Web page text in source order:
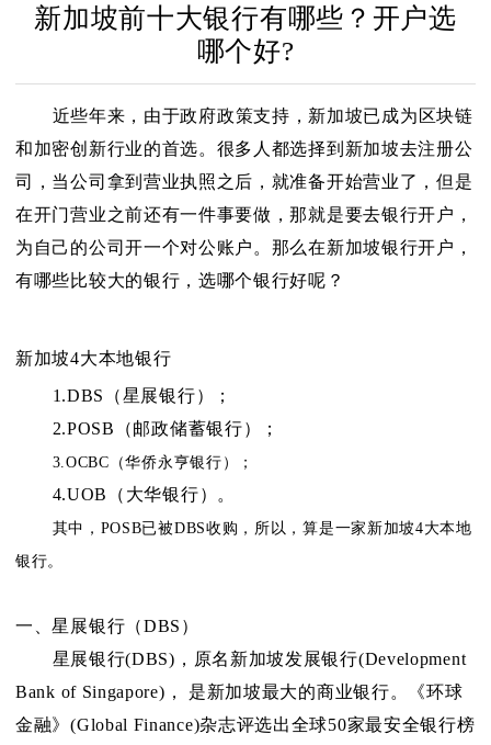
新加坡前十大银行有哪些？开户选
哪个好?
近些年来，由于政府政策支持，新加坡已成为区块链
和加密创新行业的首选。很多人都选择到新加坡去注册公
司，当公司拿到营业执照之后，就准备开始营业了，但是
在开门营业之前还有一件事要做，那就是要去银行开户，
为自己的公司开一个对公账户。那么在新加坡银行开户，
有哪些比较大的银行，选哪个银行好呢？
新加坡4大本地银行
1.DBS（星展银行）；
2.POSB（邮政储蓄银行）；
3.OCBC（华侨永亨银行）；
4.UOB（大华银行）。
其中，POSB已被DBS收购，所以，算是一家新加坡4大本地
银行。
一、星展银行（DBS）
星展银行(DBS)，原名新加坡发展银行(Development
Bank of Singapore)， 是新加坡最大的商业银行。《环球
金融》(Global Finance)杂志评选出全球50家最安全银行榜